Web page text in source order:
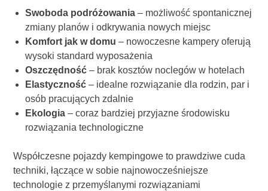
Swoboda podróżowania– możliwość spontanicznej
zmiany planów i odkrywania nowych miejsc
Komfort jak w domu – nowoczesne kampery oferują
wysoki standard wyposażenia
Oszczędność– brak kosztów noclegów w hotelach
Elastyczność– idealne rozwiązanie dla rodzin, par i
osób pracujących zdalnie
Ekologia– coraz bardziej przyjazne środowisku
rozwiązania technologiczne
Współczesne pojazdy kempingowe to prawdziwe cuda
techniki, łączące w sobie najnowocześniejsze
technologie z przemyślanymi rozwiązaniami